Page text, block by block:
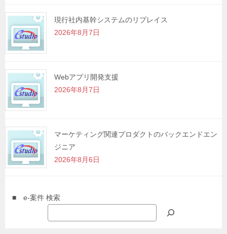
現行社内基幹システムのリプレイス
2026年8月7日
Webアプリ開発支援
2026年8月7日
マーケティング関連プロダクトのバックエンドエン
ジニア
2026年8月6日
■ e-案件 検索